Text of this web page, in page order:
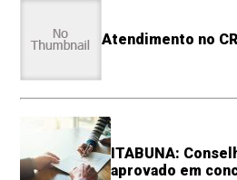
Atendimento no
ITABUNA:
aprovado em